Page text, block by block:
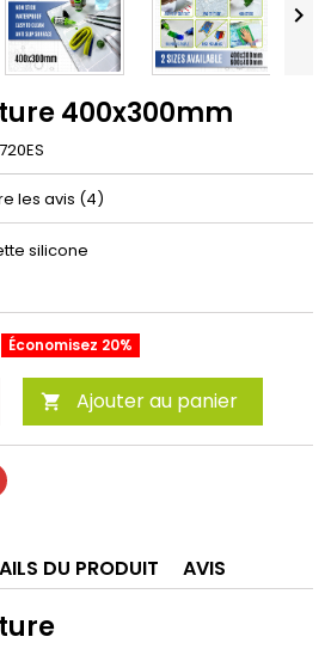

400x300mm
les avis (4)
silicone
Économisez 20%
 Ajouter au panier
DU PRODUIT AVIS